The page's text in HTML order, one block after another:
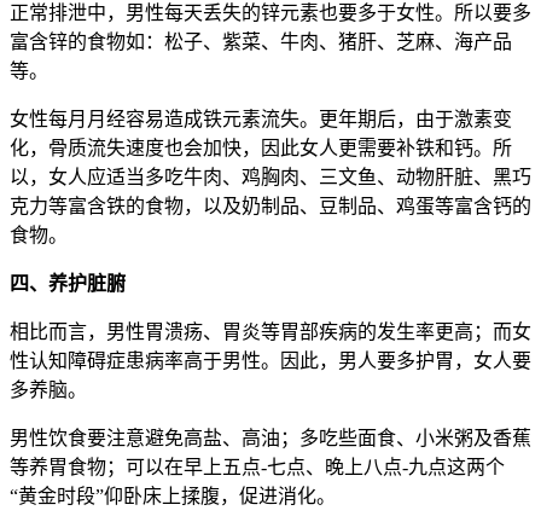
正常排泄中，男性每天丢失的锌元素也要多于女性。所以要多
富含锌的食物如：松子、紫菜、牛肉、猪肝、芝麻、海产品
等。
女性每月月经容易造成铁元素流失。更年期后，由于激素变
化，骨质流失速度也会加快，因此女人更需要补铁和钙。所
以，女人应适当多吃牛肉、鸡胸肉、三文鱼、动物肝脏、黑巧
克力等富含铁的食物，以及奶制品、豆制品、鸡蛋等富含钙的
食物。
四、养护脏腑
相比而言，男性胃溃疡、胃炎等胃部疾病的发生率更高；而女
性认知障碍症患病率高于男性。因此，男人要多护胃，女人要
多养脑。
男性饮食要注意避免高盐、高油；多吃些面食、小米粥及香蕉
等养胃食物；可以在早上五点-七点、晚上八点-九点这两个
“黄金时段”仰卧床上揉腹，促进消化。